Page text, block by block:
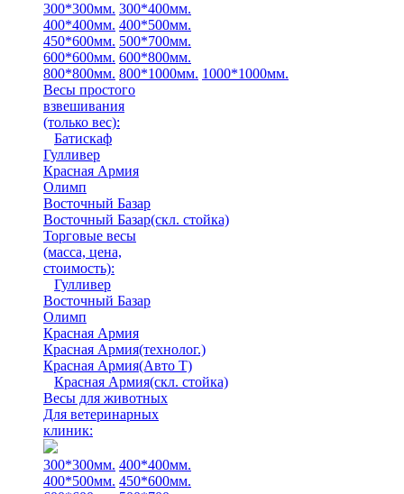
300*300мм. 300*400мм.
400*400мм. 400*500мм.
450*600мм. 500*700мм.
600*600мм. 600*800мм.
800*800мм. 800*1000мм. 1000*1000мм.
Весы простого
взвешивания
(только вес):
Батискаф
Гулливер
Красная Армия
Олимп
Восточный Базар
Восточный Базар(скл. стойка)
Торговые весы
(масса, цена,
стоимость):
Гулливер
Восточный Базар
Олимп
Красная Армия
Красная Армия(технолог.)
Красная Армия(Авто Т)
Красная Армия(скл. стойка)
Весы для животных
Для ветеринарных
клиник:
300*300мм. 400*400мм.
400*500мм. 450*600мм.